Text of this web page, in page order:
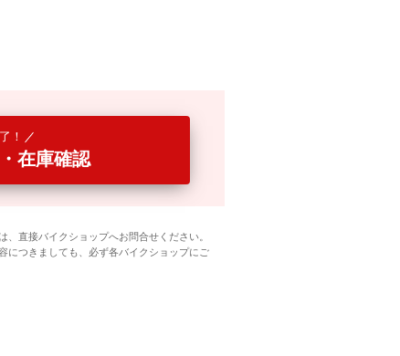
！
在庫確認
直接バイクショップへお問合せください。
につきましても、必ず各バイクショップにご